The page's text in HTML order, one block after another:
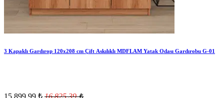
3 Kapaklı Gardırop 120x208 cm Çift Askılıklı MDFLAM Yatak Odası Gardırobu G-01